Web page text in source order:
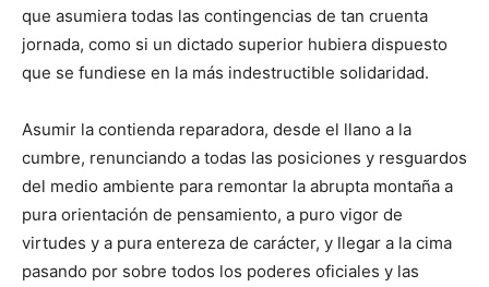
que asumiera todas las contingencias de tan cruenta
jornada, como si un dictado superior hubiera dispuesto
que se fundiese en la más indestructible solidaridad.
Asumir la contienda reparadora, desde el llano a la
cumbre, renunciando a todas las posiciones y resguardos
del medio ambiente para remontar la abrupta montaña a
pura orientación de pensamiento, a puro vigor de
virtudes y a pura entereza de carácter, y llegar a la cima
pasando por sobre todos los poderes oficiales y las